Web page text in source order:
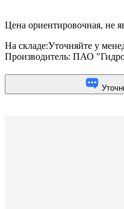
Цена ориентировочная, не
На складе:Уточняйте у
Производитель: ПАО